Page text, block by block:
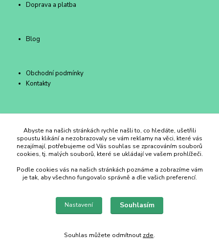
Doprava a platba
Blog
Obchodní podmínky
Kontakty
Duhový Ateliér Kroměříž
+420 734 258 002
duhovyatelier@email.cz
Abyste na našich stránkách rychle našli to, co hledáte, ušetřili
spoustu klikání a nezobrazovaly se vám reklamy na věci, které vás
nezajímají, potřebujeme od Vás souhlas se zpracováním souborů
cookies, tj. malých souborů, které se ukládají ve vašem prohlížeči.
Podle cookies vás na našich stránkách poznáme a zobrazíme vám
je tak, aby všechno fungovalo správně a dle vašich preferencí.
Nastavení Souhlasím
Souhlas můžete odmítnout zde.